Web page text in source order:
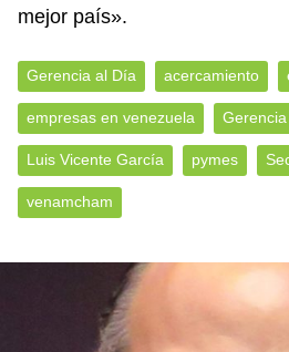
mejor país».
Gerencia al Día acercamiento
empresas en venezuela
Luis Vicente García pymes
venamcham